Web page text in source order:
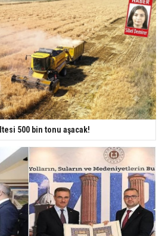
500 bin tonu aşacak!